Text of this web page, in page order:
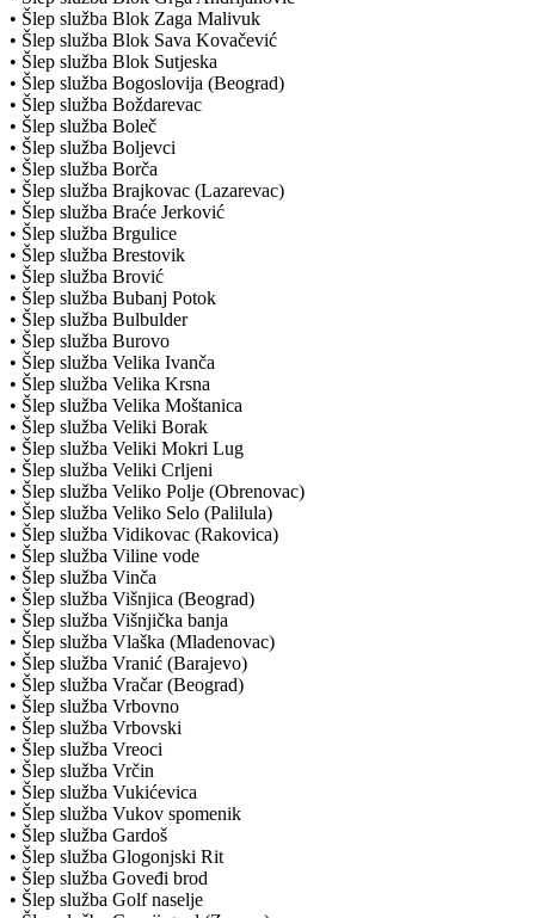
• Šlep služba Blok Zaga Malivuk
• Šlep služba Blok Sava Kovačević
• Šlep služba Blok Sutjeska
• Šlep služba Bogoslovija (Beograd)
• Šlep služba Boždarevac
• Šlep služba Boleč
• Šlep služba Boljevci
• Šlep služba Borča
• Šlep služba Brajkovac (Lazarevac)
• Šlep služba Braće Jerković
• Šlep služba Brgulice
• Šlep služba Brestovik
• Šlep služba Brović
• Šlep služba Bubanj Potok
• Šlep služba Bulbulder
• Šlep služba Burovo
• Šlep služba Velika Ivanča
• Šlep služba Velika Krsna
• Šlep služba Velika Moštanica
• Šlep služba Veliki Borak
• Šlep služba Veliki Mokri Lug
• Šlep služba Veliki Crljeni
• Šlep služba Veliko Polje (Obrenovac)
• Šlep služba Veliko Selo (Palilula)
• Šlep služba Vidikovac (Rakovica)
• Šlep služba Viline vode
• Šlep služba Vinča
• Šlep služba Višnjica (Beograd)
• Šlep služba Višnjička banja
• Šlep služba Vlaška (Mladenovac)
• Šlep služba Vranić (Barajevo)
• Šlep služba Vračar (Beograd)
• Šlep služba Vrbovno
• Šlep služba Vrbovski
• Šlep služba Vreoci
• Šlep služba Vrčin
• Šlep služba Vukićevica
• Šlep služba Vukov spomenik
• Šlep služba Gardoš
• Šlep služba Glogonjski Rit
• Šlep služba Goveđi brod
• Šlep služba Golf naselje